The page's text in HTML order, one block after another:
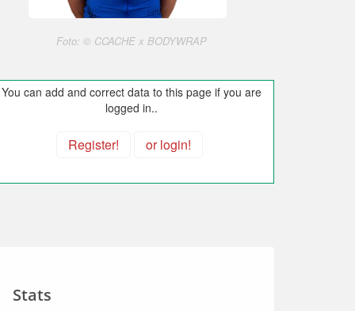
Foto: © CCACHE x BODYWRAP
You can add and correct data to this page if you are
logged in..
Register! or login!
Stats